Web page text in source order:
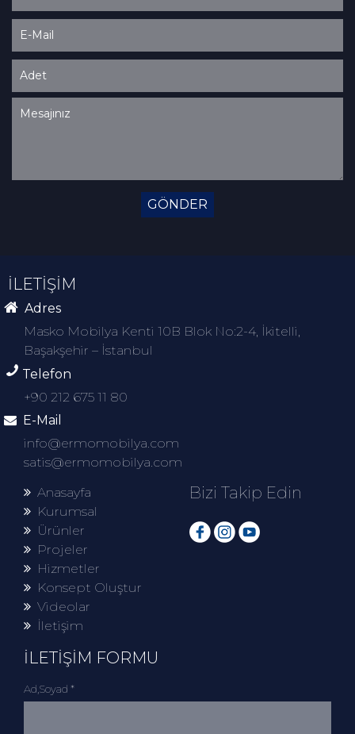
GÖNDER
İLETİŞİM
Adres
Masko Mobilya Kenti 10B Blok No:2-4, İkitelli,
Başakşehir – İstanbul
Telefon
+90 212 675 11 80
E-Mail
info@ermomobilya.com
satis@ermomobilya.com
Anasayfa
Kurumsal
Ürünler
Projeler
Hizmetler
Konsept Oluştur
Videolar
İletişim
Bizi Takip Edin
İLETİŞİM FORMU
Ad,Soyad *